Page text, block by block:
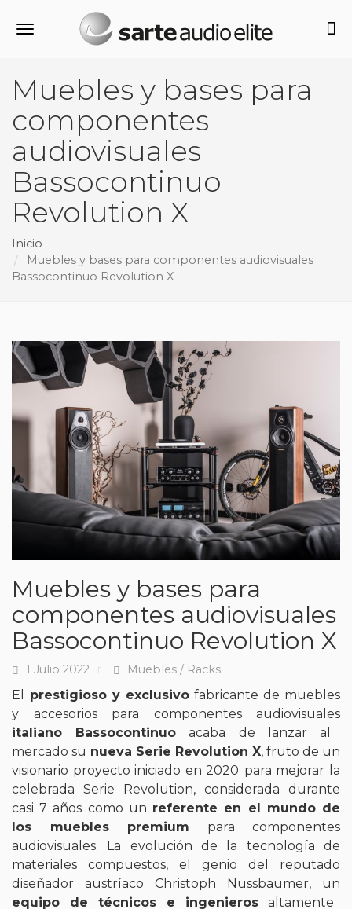
Alternar navegación
Muebles y bases para
componentes
audiovisuales
Bassocontinuo
Revolution X
Inicio
Muebles y bases para componentes audiovisuales
Bassocontinuo Revolution X
Muebles y bases para
componentes audiovisuales
Bassocontinuo Revolution X
Fecha
1 Julio 2022 Tags
Muebles / Racks
El prestigioso y exclusivo fabricante de muebles
y accesorios para componentes audiovisuales
italiano Bassocontinuo acaba de lanzar al
mercado su nueva Serie Revolution X, fruto de un
visionario proyecto iniciado en 2020 para mejorar la
celebrada Serie Revolution, considerada durante
casi 7 años como un referente en el mundo de
los muebles premium para componentes
audiovisuales. La evolución de la tecnología de
materiales compuestos, el genio del reputado
diseñador austríaco Christoph Nussbaumer, un
equipo de técnicos e ingenieros altamente